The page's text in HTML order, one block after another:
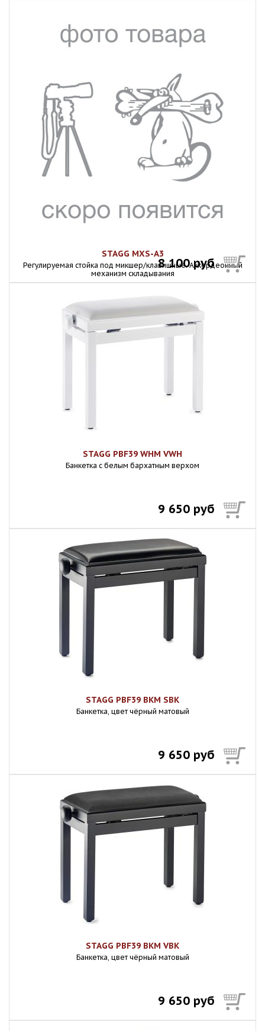
STAGG MXS-A3
Регулируемая стойка под микшер/клавишные. Аккордеонный
механизм складывания
8 100 руб
STAGG PBF39 WHM VWH
Банкетка с белым бархатным верхом
9 650 руб
STAGG PBF39 BKM SBK
Банкетка, цвет чёрный матовый
9 650 руб
STAGG PBF39 BKM VBK
Банкетка, цвет чёрный матовый
9 650 руб